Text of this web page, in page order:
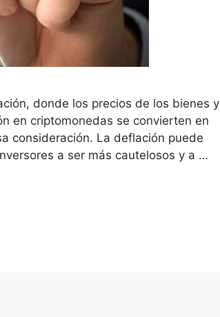
donde los precios de los bienes y
en criptomonedas se convierten en
consideración. La deflación puede
a ser más cautelosos y a …